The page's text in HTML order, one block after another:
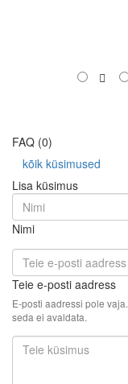
FAQ (0)
kõik küsimused
Lisa küsimus
Nimi
Teie e-posti aadress
E-posti aadressi pole
seda ei avaldata.